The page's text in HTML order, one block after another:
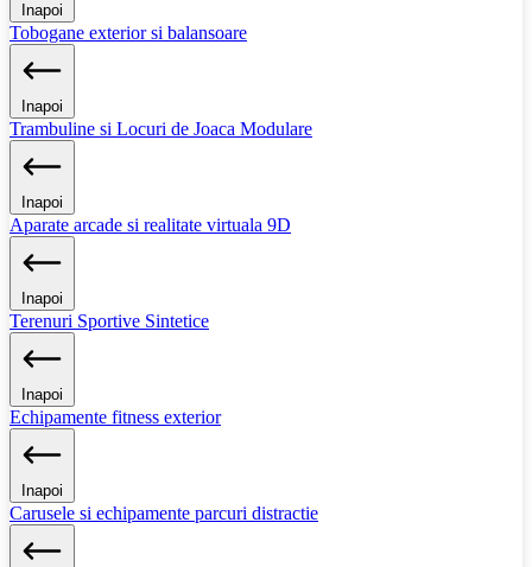
Inapoi
Tobogane exterior si balansoare
Inapoi
Trambuline si Locuri de Joaca Modulare
Inapoi
Aparate arcade si realitate virtuala 9D
Inapoi
Terenuri Sportive Sintetice
Inapoi
Echipamente fitness exterior
Inapoi
Carusele si echipamente parcuri distractie